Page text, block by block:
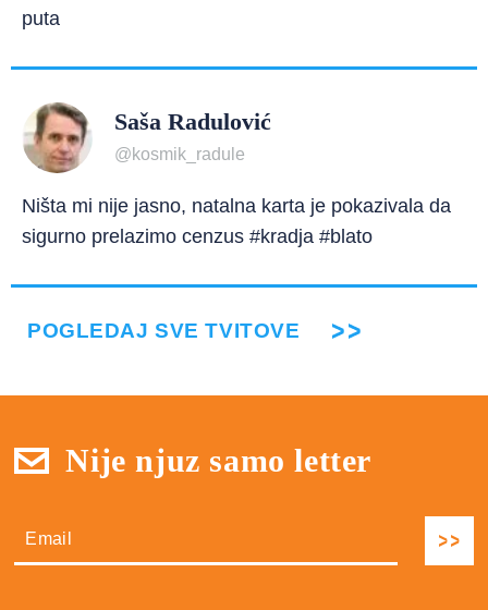
puta
Saša Radulović
@kosmik_radule
Ništa mi nije jasno, natalna karta je pokazivala da
sigurno prelazimo cenzus #kradja #blato
POGLEDAJ SVE TVITOVE
Nije njuz samo letter